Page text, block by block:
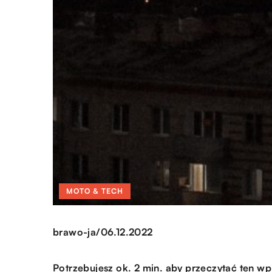
MOTO & TECH
brawo-ja/06.12.2022
Potrzebujesz ok. 2 min. aby przeczytać ten